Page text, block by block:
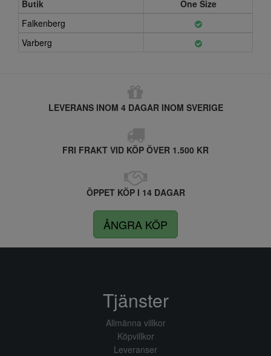
Butik
One Size
Falkenberg
Varberg
LEVERANS INOM 4 DAGAR INOM SVERIGE
FRI FRAKT VID KÖP ÖVER 1.500 KR
ÖPPET KÖP I 14 DAGAR
ÅNGRA KÖP
Tjänster
Allmänna villkor
Köpvillkor
Leveranser